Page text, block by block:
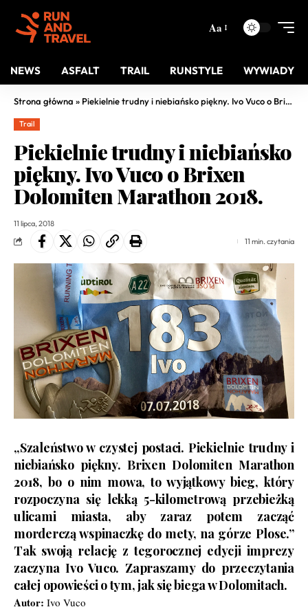
Aa
NEWS ASFALT TRAIL RUNSTYLE WYWIADY
Strona główna » Piekielnie trudny i niebiańsko piękny. Ivo Vuco o Brixen Dolomiten Marathon 2018.
Trail
Piekielnie trudny i niebiańsko
piękny. Ivo Vuco o Brixen
Dolomiten Marathon 2018.
11 lipca, 2018
11 min. czytania
„Szaleństwo w czystej postaci. Piekielnie trudny i
niebiańsko piękny. Brixen Dolomiten Marathon
2018, bo o nim mowa, to wyjątkowy bieg, który
rozpoczyna się lekką 5-kilometrową przebieżką
ulicami miasta, aby zaraz potem zacząć
morderczą wspinaczkę do mety, na górze Plose.”
Tak swoją relację z tegorocznej edycji imprezy
zaczyna Ivo Vuco. Zapraszamy do przeczytania
całej opowieści o tym, jak się biega w Dolomitach.
Autor: Ivo Vuco